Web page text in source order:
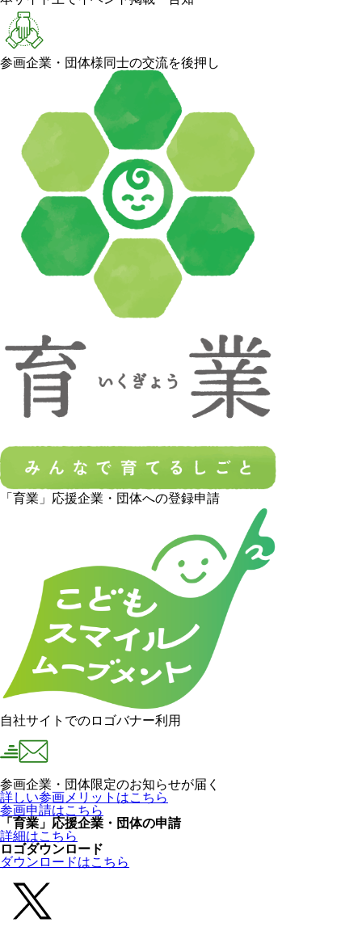
参画企業・団体様同士の交流を後押し
「育業」応援企業・団体への登録申請
自社サイトでのロゴバナー利用
参画企業・団体限定のお知らせが届く
詳しい参画メリットはこちら
参画申請はこちら
「育業」応援企業・団体の申請
詳細はこちら
ロゴダウンロード
ダウンロードはこちら